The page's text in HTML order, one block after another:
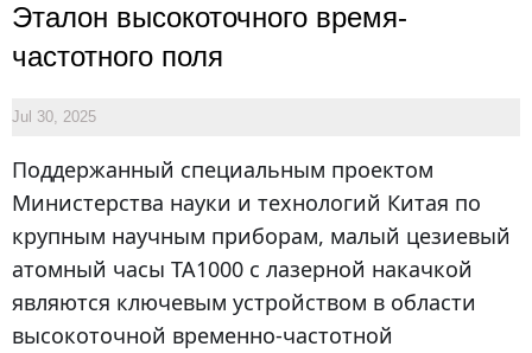
Эталон высокоточного время-
частотного поля
Jul 30, 2025
Поддержанный специальным проектом
Министерства науки и технологий Китая по
крупным научным приборам, малый цезиевый
атомный часы TA1000 с лазерной накачкой
являются ключевым устройством в области
высокоточной временно-частотной